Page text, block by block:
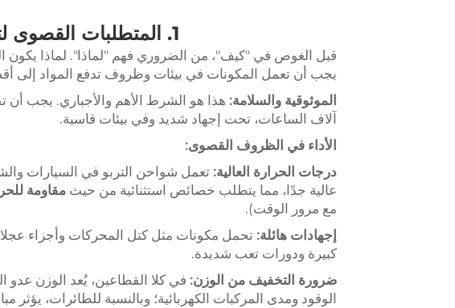
1. المتطلبات القصوى لتطبيقات السيارات والفضاء الجوي
قبل الغوص في "كيف"، من الضروري فهم "لماذا". لماذا يكون
يجب أن تعمل المكونات في بيئات وظروف تدفع المواد إلى
الموثوقية والسلامة: هذا هو الشرط الأهم والأجباري. يجب
آلاف الساعات، تحت إجهاد شديد وفي بيئات قاسية.
الأداء في الظروف القصوى:
درجات الحرارة العالية: تعمل شواحن التربو في السيارات
عالية جدًا، مما يتطلب خصائص استثنائية من حيث مقاومة
مع مرور الوقت).
إجهادات هائلة: تحمل مكونات مثل كتل المحركات وأجزاء عجلات
كبيرة ودورات تعب شديدة.
ضرورة التخفيف من الوزن: في كلا القطاعين، يُعد الوزن عدو
الوقود ومدى المركبات الكهربائية؛ وبالنسبة للطائرات،